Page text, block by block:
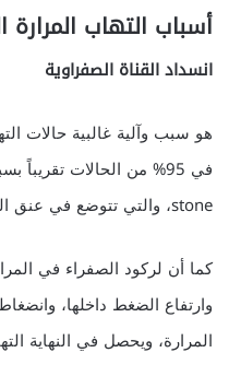
أسباب التهاب المرارة
انسداد القناة الصفراوية
هو سبب وآلية غالبية حالات
stone، والتي تتوضع في عنق المرارة أو القناة المرارية.
كما أن لركود الصفراء في
وارتفاع الضغط داخلها،
المرارة، ويحصل في النهاية